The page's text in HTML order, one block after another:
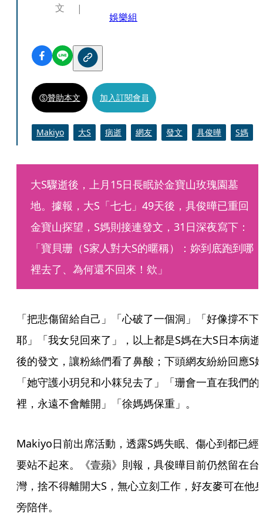
文
娛樂組
贊助本文 加入訂閱會員
Makiyo 大S 病逝 網友 發文 具俊曄 S媽
大S驟逝後，上月15日長眠於金寶山玫瑰園墓
地。據報，大S「七七」49天後，具俊曄已重回
金寶山探望，S媽則接連發文，31日深夜寫下：
「寶貝珊（S家人對大S的暱稱）：妳到底跑到哪
裡去了、為何還不回來！欸」
「把悲傷留給自己」「心破了一個洞」「好像撐不下
耶」「我女兒回來了」，以上都是S媽在大S日本病逝
後的發文，讓粉絲們看了鼻酸；下頭網友紛紛回應S
「她守護小玥兒和小箖兒去了」「珊會一直在我們的
裡，永遠不會離開」「徐媽媽保重」。
Makiyo日前出席活動，透露S媽失眠、傷心到都已經
要站不起來。《壹蘋》則報，具俊曄目前仍然留在台
灣，捨不得離開大S，無心立刻工作，好友麥可在他
旁陪伴。